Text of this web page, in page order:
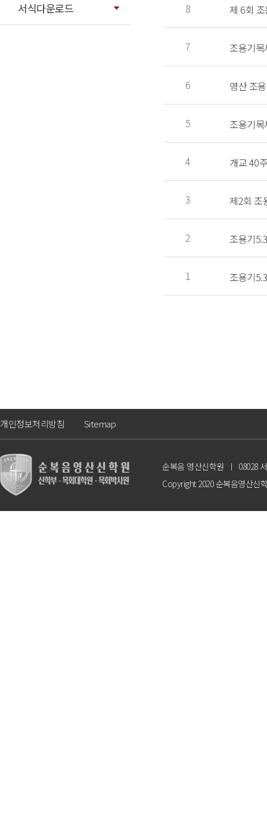
서식다운로드 8 제 6회
7
6 영산 조
5
4 개교 40
3 제2회 조
2 조용기
1 조용기
개인정보처리방침 Sitemap
순복음 영산신학원 ㅣ 08028
Copyright 2020 순복음영산신